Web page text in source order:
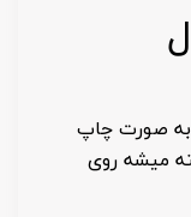
صورت چاپ
میشه روی